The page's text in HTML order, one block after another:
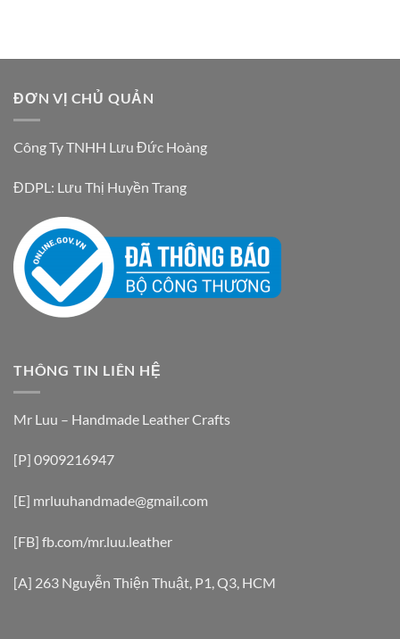
ĐƠN VỊ CHỦ QUẢN
Công Ty TNHH Lưu Đức Hoàng
ĐDPL: Lưu Thị Huyền Trang
THÔNG TIN LIÊN HỆ
Mr Luu – Handmade Leather Crafts
[P] 0909216947
[E] mrluuhandmade@gmail.com
[FB] fb.com/mr.luu.leather
[A] 263 Nguyễn Thiện Thuật, P1, Q3, HCM